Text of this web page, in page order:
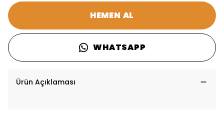
HEMEN AL
WHATSAPP
Ürün Açıklaması